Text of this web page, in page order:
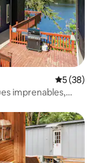
5 (38)
imprenables,